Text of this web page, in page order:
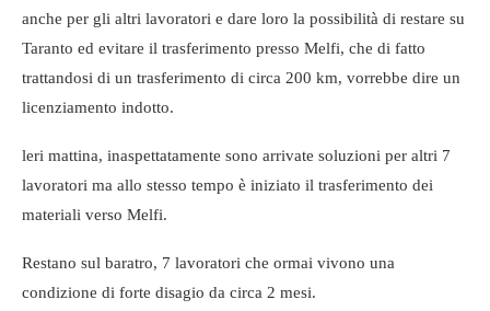
anche per gli altri lavoratori e dare loro la possibilità di restare su
Taranto ed evitare il trasferimento presso Melfi, che di fatto
trattandosi di un trasferimento di circa 200 km, vorrebbe dire un
licenziamento indotto.
leri mattina, inaspettatamente sono arrivate soluzioni per altri 7
lavoratori ma allo stesso tempo è iniziato il trasferimento dei
materiali verso Melfi.
Restano sul baratro, 7 lavoratori che ormai vivono una
condizione di forte disagio da circa 2 mesi.